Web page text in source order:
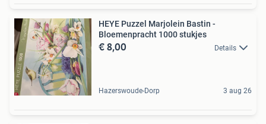
HEYE Puzzel Marjolein Bastin -
Bloemenpracht 1000 stukjes
€ 8,00 Details
Hazerswoude-Dorp 3 aug 26